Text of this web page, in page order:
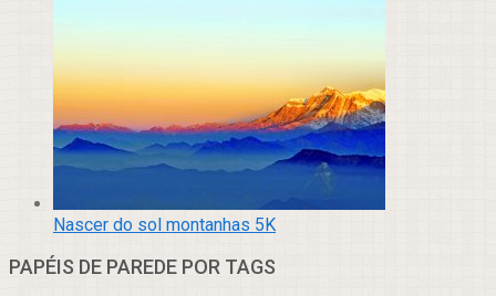
Nascer do sol montanhas 5K
PAPÉIS DE PAREDE POR TAGS